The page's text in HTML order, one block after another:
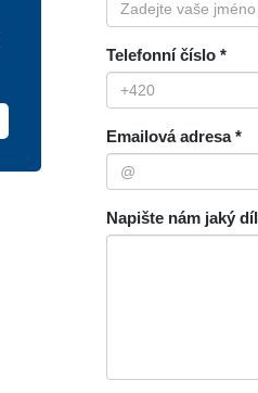
Telefonní číslo *
Emailová adresa *
Napište nám jaký